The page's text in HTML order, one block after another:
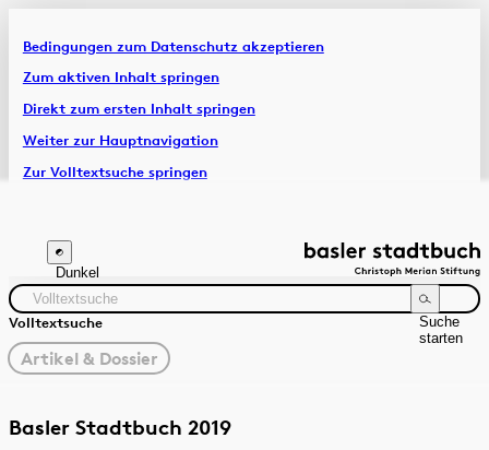
Bedingungen zum Datenschutz akzeptieren
Zum aktiven Inhalt springen
Direkt zum ersten Inhalt springen
Weiter zur Hauptnavigation
Zur Volltextsuche springen
Artikel & Dossiers
Chronik
Dunkel
Volltextsuche
Suche
starten
gewählter
Filter
Artikel & Dossier
Zeitraum Autor:in
Basler Stadtbuch 2019